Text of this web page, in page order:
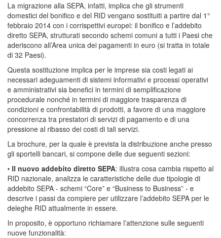
La migrazione alla SEPA, infatti, implica che gli strumenti
domestici del bonifico e del RID vengano sostituiti a partire dal 1°
febbraio 2014 con i corrispettivi europei: il bonifico e l’addebito
diretto SEPA, strutturati secondo schemi comuni a tutti i Paesi che
aderiscono all’Area unica dei pagamenti in euro (si tratta in totale
di 32 Paesi).
Questa sostituzione implica per le imprese sia costi legati ai
necessari adeguamenti di sistemi informativi e processi operativi
e amministrativi sia benefici in termini di semplificazione
procedurale nonché in termini di maggiore trasparenza di
condizioni e confrontabilità di prodotti, a favore di una maggiore
concorrenza tra prestatori di servizi di pagamento e di una
pressione al ribasso dei costi di tali servizi.
La brochure, per la quale è prevista la distribuzione anche presso
gli sportelli bancari, si compone delle due seguenti sezioni:
• Il nuovo addebito diretto SEPA: illustra cosa cambia rispetto al
RID nazionale, analizza le caratteristiche delle due tipologie di
addebito SEPA - schemi “Core” e “Business to Business” - e
descrive i passi da compiere per utilizzare l’addebito SEPA per le
deleghe RID attualmente in essere.
In proposito, è opportuno richiamare l’attenzione sulle seguenti
nuove funzionalità: